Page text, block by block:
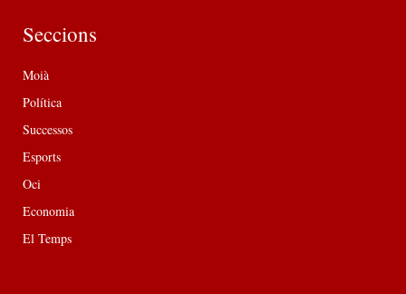
Seccions
Moià
Política
Successos
Esports
Oci
Economia
El Temps